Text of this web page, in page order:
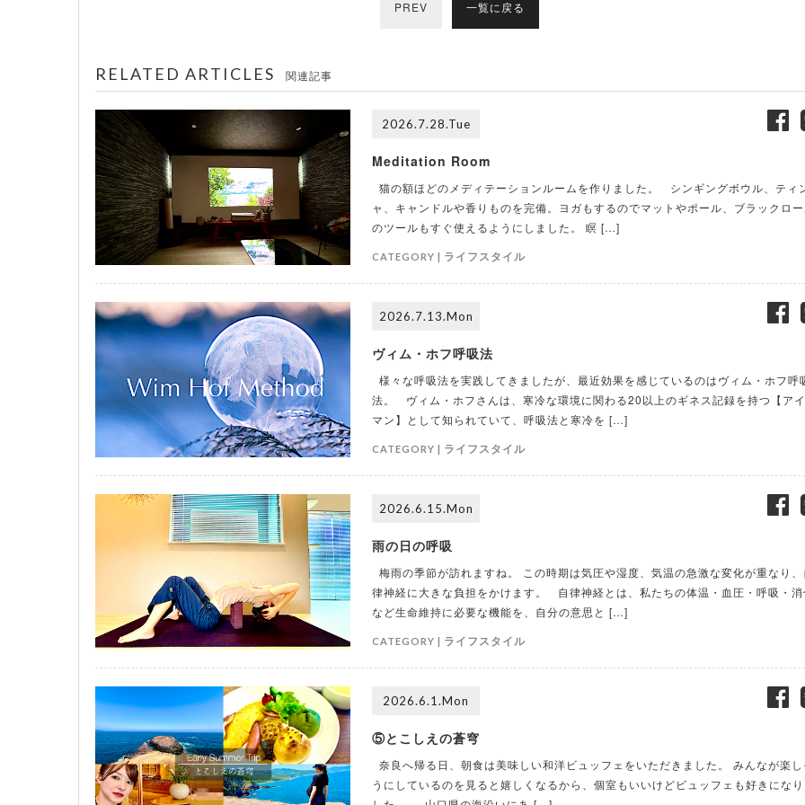
PREV 一覧に戻る
RELATED ARTICLES 関連記事
2026.7.28.Tue
Meditation Room
猫の額ほどのメディテーションルームを作りました。 シンギングボウル、ティ
ャ、キャンドルや香りものを完備。ヨガもするのでマットやポール、ブラックロ
のツールもすぐ使えるようにしました。 瞑 […]
CATEGORY | ライフスタイル
2026.7.13.Mon
ヴィム・ホフ呼吸法
様々な呼吸法を実践してきましたが、最近効果を感じているのはヴィム・ホフ呼
法。 ヴィム・ホフさんは、寒冷な環境に関わる20以上のギネス記録を持つ【ア
マン】として知られていて、呼吸法と寒冷を […]
CATEGORY | ライフスタイル
2026.6.15.Mon
雨の日の呼吸
梅雨の季節が訪れますね。 この時期は気圧や湿度、気温の急激な変化が重なり、
律神経に大きな負担をかけます。 自律神経とは、私たちの体温・血圧・呼吸・消
など生命維持に必要な機能を、自分の意思と […]
CATEGORY | ライフスタイル
2026.6.1.Mon
⑤とこしえの蒼穹
奈良へ帰る日、朝食は美味しい和洋ビュッフェをいただきました。 みんなが楽し
うにしているのを見ると嬉しくなるから、個室もいいけどビュッフェも好きになり